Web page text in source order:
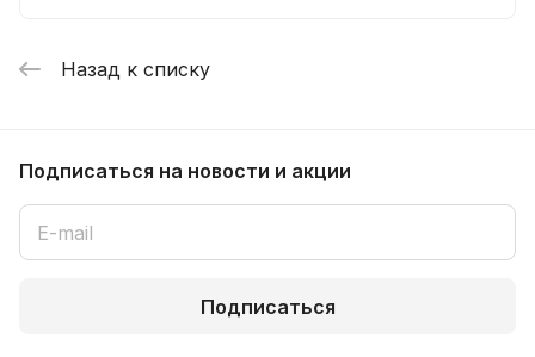
Назад к списку
Подписаться на новости и акции
Подписаться